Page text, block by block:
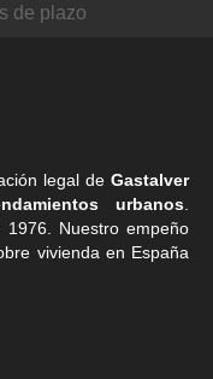
de plazo
legal de Gastalver
urbanos
1976. Nuestro empeño
vivienda en España